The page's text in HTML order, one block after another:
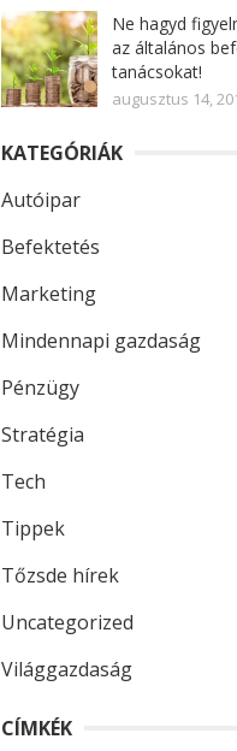
Ne hagyd
az általános
tanácsokat!
augusztus 14,
KATEGÓRIÁK
Autóipar
Befektetés
Marketing
Mindennapi gazdaság
Pénzügy
Stratégia
Tech
Tippek
Tőzsde hírek
Uncategorized
Világgazdaság
CÍMKÉK